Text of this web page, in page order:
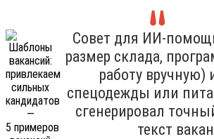
Совет для ИИ-
размер склада,
работу вручную)
спецодежды или
сгенерировал
текст